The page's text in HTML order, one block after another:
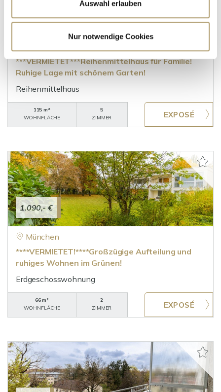
Auswahl erlauben
Nur notwendige Cookies
1.540,- €
***VERMIETET***Reihenmittelhaus für Familie!
Ruhige Lage mit schönem Garten!
Reihenmittelhaus
115 m²
WOHNFLÄCHE
5
ZIMMER
1.090,- €
München
****VERMIETET!****Großzügige Aufteilung und
ruhiges Wohnen im Grünen!
Erdgeschosswohnung
66 m²
WOHNFLÄCHE
2
ZIMMER